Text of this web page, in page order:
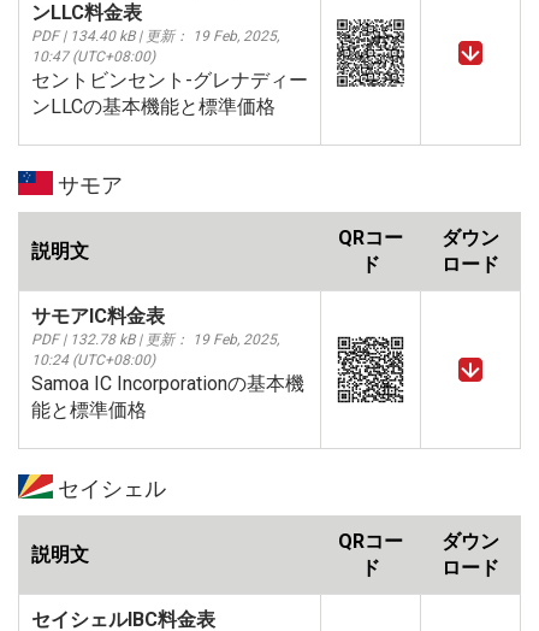
ンLLC料金表
PDF | 134.40 kB | 更新： 19 Feb, 2025,
10:47 (UTC+08:00)
セントビンセント-グレナディー
ンLLCの基本機能と標準価格
サモア
説明文
QRコー
ド
ダウン
ロード
サモアIC料金表
PDF | 132.78 kB | 更新： 19 Feb, 2025,
10:24 (UTC+08:00)
Samoa IC Incorporationの基本機
能と標準価格
セイシェル
説明文
QRコー
ド
ダウン
ロード
セイシェルIBC料金表